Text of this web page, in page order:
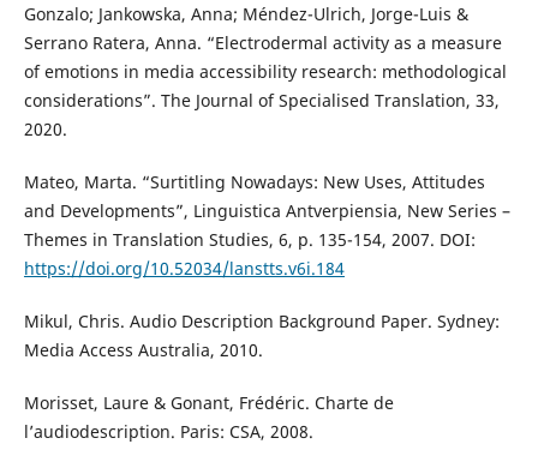
Gonzalo; Jankowska, Anna; Méndez-Ulrich, Jorge-Luis &
Serrano Ratera, Anna. “Electrodermal activity as a measure
of emotions in media accessibility research: methodological
considerations”. The Journal of Specialised Translation, 33,
2020.
Mateo, Marta. “Surtitling Nowadays: New Uses, Attitudes
and Developments”, Linguistica Antverpiensia, New Series –
Themes in Translation Studies, 6, p. 135-154, 2007. DOI:
https://doi.org/10.52034/lanstts.v6i.184
Mikul, Chris. Audio Description Background Paper. Sydney:
Media Access Australia, 2010.
Morisset, Laure & Gonant, Frédéric. Charte de
l’audiodescription. Paris: CSA, 2008.